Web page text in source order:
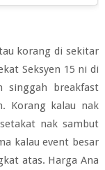
korang di sekitar
Seksyen 15 ni di
singgah breakfast
Korang kalau nak
nak sambut
kalau event besar
atas. Harga Ana